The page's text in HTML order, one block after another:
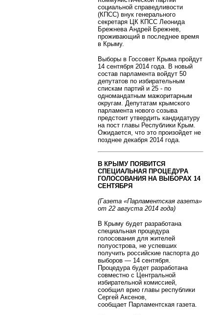
социальной справедливости
(КПСС) внук генерального
секретаря ЦК КПСС Леонида
Брежнева Андрей Брежнев,
проживающий в последнее время
в Крыму.
Выборы в Госсовет Крыма пройдут
14 сентября 2014 года. В новый
состав парламента войдут 50
депутатов по избирательным
спискам партий и 25 - по
одномандатным мажоритарным
округам. Депутатам крымского
парламента нового созыва
предстоит утвердить кандидатуру
на пост главы Республики Крым.
Ожидается, что это произойдет не
позднее декабря 2014 года.
В КРЫМУ ПОЯВИТСЯ
СПЕЦИАЛЬНАЯ ПРОЦЕДУРА
ГОЛОСОВАНИЯ НА ВЫБОРАХ 14
СЕНТЯБРЯ
(Газета «Парламентская газета»
от 22 августа 2014 года)
В Крыму будет разработана
специальная процедура
голосования для жителей
полуострова, не успевших
получить российские паспорта до
выборов — 14 сентября.
Процедура будет разработана
совместно с Центральной
избирательной комиссией,
сообщил врио главы республики
Сергей Аксенов,
сообщает Парламентская газета.